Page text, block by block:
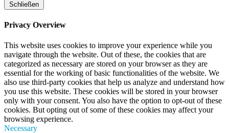
Schließen
Privacy Overview
This website uses cookies to improve your experience while you
navigate through the website. Out of these, the cookies that are
categorized as necessary are stored on your browser as they are
essential for the working of basic functionalities of the website. We
also use third-party cookies that help us analyze and understand how
you use this website. These cookies will be stored in your browser
only with your consent. You also have the option to opt-out of these
cookies. But opting out of some of these cookies may affect your
browsing experience.
Necessary